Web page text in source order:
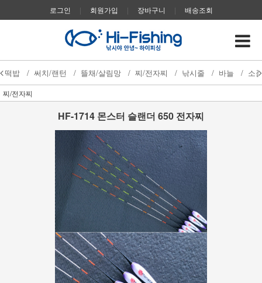
로그인 | 회원가입 | 장바구니 | 배송조회
떡밥 / 써치/랜턴 / 뜰채/살림망 / 찌/전자찌 / 낚시줄 / 바늘 / 소
찌/전자찌
HF-1714 몬스터 슬랜더 650 전자찌